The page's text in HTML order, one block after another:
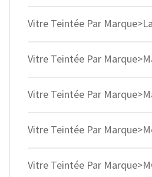
Vitre Teintée Par
Vitre Teintée Par
Vitre Teintée Par
Vitre Teintée Par
Vitre Teintée Par